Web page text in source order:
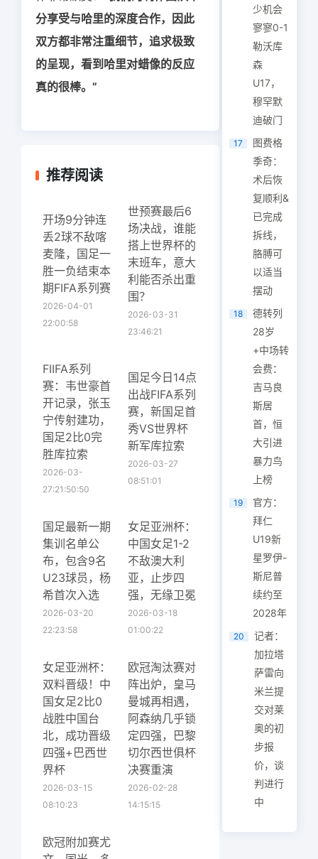
分享受与哈里的深度合作，因此
双方都非常注重细节，追求极致
的呈现，看到哈里对蜡像的反应
真的很棒。”
推荐阅读
开场9分钟连
丢2球不敌喀
麦隆，国足一
胜一负结束本
期FIFA系列赛
2026-04-01
22:00:58
世预赛最后6
场决战，谁能
搭上世界杯的
末班车，意大
利能否杀出重
围？
2026-03-31
23:46:21
FIIFA系列
赛：韦世豪首
开记录，张玉
宁传射建功，
国足2比0完
胜库拉索
2026-03-
27:21:50:50
国足今日14点
出战FIFA系列
赛，新国足首
秀VS世界杯
新军库拉索
2026-03-27
08:51:01
国足最新一期
集训名单公
布，包含9名
U23球员，杨
希首次入选
2026-03-20
22:23:58
女足亚洲杯：
中国女足1-2
不敌澳大利
亚，止步四
强，无缘卫冕
2026-03-18
01:00:22
女足亚洲杯：
双料晋级！中
国女足2比0
战胜中国台
北，成功晋级
四强+巴西世
界杯
2026-03-15
08:10:23
欧冠淘汰赛对
阵出炉，皇马
曼城再相遇，
阿森纳几乎锁
定四强，巴黎
切尔西世俱杯
决赛重演
2026-02-28
14:15:15
欧冠附加赛尤
少机会
寥寥0-1
勒沃库
森
U17，
穆罕默
迪破门
17
图费格
季奇：
术后恢
复顺利&
已完成
拆线，
胳膊可
以适当
摆动
18
德转列
28岁
+中场转
会费：
吉马良
斯居
首，恒
大引进
暴力鸟
上榜
19
官方：
拜仁
U19新
星罗伊-
斯尼普
续约至
2028年
20
记者：
加拉塔
萨雷向
米兰提
交对莱
奥的初
步报
价，谈
判进行
中